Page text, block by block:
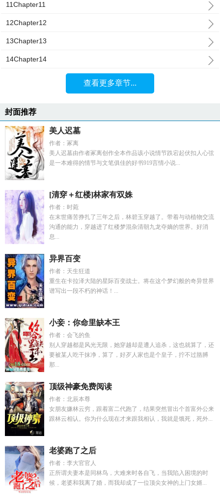
11Chapter11
12Chapter12
13Chapter13
14Chapter14
查看更多章节...
封面推荐
美人迟墓
作者：冢离
美人迟墓由作者冢离创作全本作品该小说情节跌宕起伏扣人心弦
是一本难得的情节与文笔俱佳的好书919言情小说...
[清穿＋红楼]林家有双姝
作者：时菀
在末世痛苦挣扎了三年之后，林碧玉穿越了。带着与动植物交流
沟通的能力，穿越进了红楼梦混杂清朝九龙夺嫡的世界。好消
息...
异界百变
作者：天生狂道
重生在卡拉泽大陆的星际百变战士。将在这个梦幻般的奇异世界
谱写出一段不朽的神话！...
小妾：你命里缺本王
作者：会飞的鱼
别人穿越都是风光无限，她穿越却是遭人追杀，这也就算了，还
要被某人吃干抹净，算了，好歹人家也是个皇子，拧不过胳膊
那...
顶级神豪免费阅读
作者：北辰本尊
女朋友嫌林云穷，跟着富二代跑了，结果突然冒出个首富外公来
跟林云相认。你为什么现在才来跟我相认，我就是饿死，死外...
老婆跑了之后
作者：李大官官人
正所谓夫妻本是同林鸟，大难来时各自飞，当我陷入困境的时
候，老婆和我离了婚，而我却成了一位顶尖女神的上门女婿...